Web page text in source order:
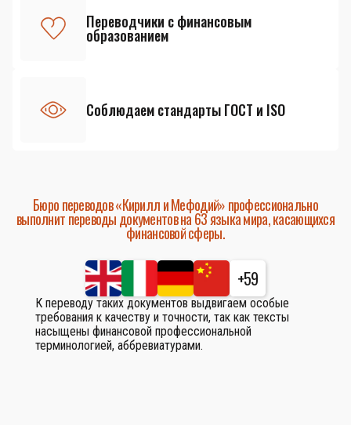
Переводчики с финансовым
образованием
Соблюдаем стандарты ГОСТ и ISO
Бюро переводов «Кирилл и Мефодий» профессионально
выполнит переводы документов на 63 языка мира, касающихся
финансовой сферы.
+59
К переводу таких документов выдвигаем особые
требования к качеству и точности, так как тексты
насыщены финансовой профессиональной
терминологией, аббревиатурами.